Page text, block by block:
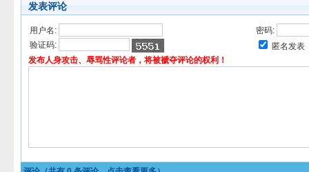
发表评论
用户名:
密码:
验证码:
匿名发表
发布人身攻击、辱骂性评论者，将被褫夺评论的权利！